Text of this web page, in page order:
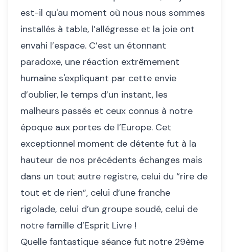
est-il qu'au moment où nous nous sommes
installés à table, l’allégresse et la joie ont
envahi l’espace. C’est un étonnant
paradoxe, une réaction extrêmement
humaine s'expliquant par cette envie
d’oublier, le temps d’un instant, les
malheurs passés et ceux connus à notre
époque aux portes de l’Europe. Cet
exceptionnel moment de détente fut à la
hauteur de nos précédents échanges mais
dans un tout autre registre, celui du “rire de
tout et de rien”, celui d’une franche
rigolade, celui d’un groupe soudé, celui de
notre famille d’Esprit Livre !
Quelle fantastique séance fut notre 29ème